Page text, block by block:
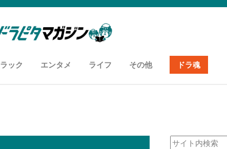
ラック エンタメ ライフ その他 ドラ魂